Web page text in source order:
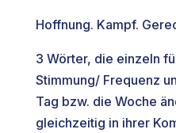
Hoffnung. Kampf.
3 Wörter, die einzeln
Stimmung/ Frequenz
Tag bzw. die Woche
gleichzeitig in ihrer